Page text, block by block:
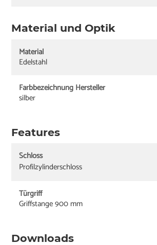
Material und Optik
Material
Edelstahl
Farbbezeichnung Hersteller
silber
Features
Schloss
Profilzylinderschloss
Türgriff
Griffstange 900 mm
Downloads